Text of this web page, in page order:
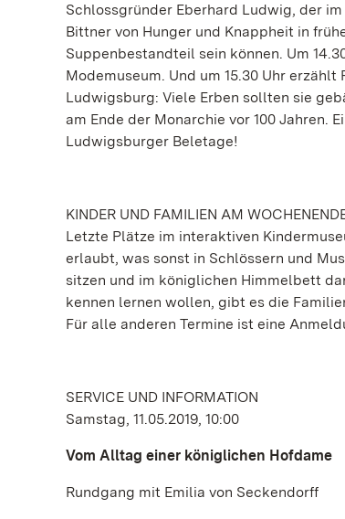
Schlossgründer Eberhard Ludwig, der
Bittner von Hunger und Knappheit in
Suppenbestandteil sein können. Um
Modemuseum. Und um 15.30 Uhr
Ludwigsburg: Viele Erben sollten sie
am Ende der Monarchie vor 100 Jahren.
Ludwigsburger Beletage!
KINDER UND FAMILIEN AM
Letzte Plätze im interaktiven
erlaubt, was sonst in Schlössern und
sitzen und im königlichen Himmelbett
kennen lernen wollen, gibt es die
Für alle anderen Termine ist eine
SERVICE UND INFORMATION
Samstag, 11.05.2019, 10:00
Vom Alltag einer königlichen Hofdame
Rundgang mit Emilia von Seckendorff